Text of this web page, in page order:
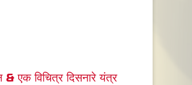
& एक विचित्र दिसनारे यंत्र